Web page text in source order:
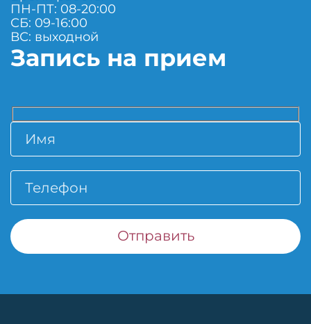
ПН-ПТ: 08-20:00
СБ: 09-16:00
ВС: выходной
Запись на прием